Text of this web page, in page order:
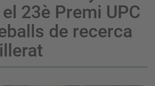
23è Premi UPC
de recerca